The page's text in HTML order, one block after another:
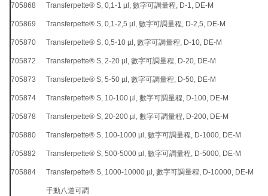
705868 Transferpette® S, 0,1-1 µl, 數字可調量程, D-1, DE-M
705869 Transferpette® S, 0,1-2,5 µl, 數字可調量程, D-2,5, DE-M
705870 Transferpette® S, 0,5-10 µl, 數字可調量程, D-10, DE-M
705872 Transferpette® S, 2-20 µl, 數字可調量程, D-20, DE-M
705873 Transferpette® S, 5-50 µl, 數字可調量程, D-50, DE-M
705874 Transferpette® S, 10-100 µl, 數字可調量程, D-100, DE-M
705878 Transferpette® S, 20-200 µl, 數字可調量程, D-200, DE-M
705880 Transferpette® S, 100-1000 µl, 數字可調量程, D-1000, DE-M
705882 Transferpette® S, 500-5000 µl, 數字可調量程, D-5000, DE-M
705884 Transferpette® S, 1000-10000 µl, 數字可調量程, D-10000, DE-M
手動八道可調